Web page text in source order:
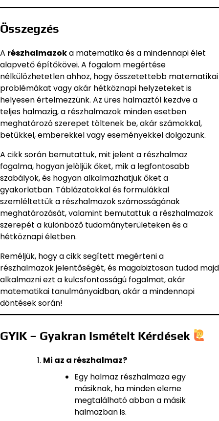
Összegzés
A részhalmazoka matematika és a mindennapi élet
alapvető építőkövei. A fogalom megértése
nélkülözhetetlen ahhoz, hogy összetettebb matematikai
problémákat vagy akár hétköznapi helyzeteket is
helyesen értelmezzünk. Az üres halmaztól kezdve a
teljes halmazig, a részhalmazok minden esetben
meghatározó szerepet töltenek be, akár számokkal,
betűkkel, emberekkel vagy eseményekkel dolgozunk.
A cikk során bemutattuk, mit jelent a részhalmaz
fogalma, hogyan jelöljük őket, mik a legfontosabb
szabályok, és hogyan alkalmazhatjuk őket a
gyakorlatban. Táblázatokkal és formulákkal
szemléltettük a részhalmazok számosságának
meghatározását, valamint bemutattuk a részhalmazok
szerepét a különböző tudományterületeken és a
hétköznapi életben.
Reméljük, hogy a cikk segített megérteni a
részhalmazok jelentőségét, és magabiztosan tudod majd
alkalmazni ezt a kulcsfontosságú fogalmat, akár
matematikai tanulmányaidban, akár a mindennapi
döntések során!
GYIK – Gyakran Ismételt Kérdések
Mi az a részhalmaz?
Egy halmaz részhalmaza egy
másiknak, ha minden eleme
megtalálható abban a másik
halmazban is.